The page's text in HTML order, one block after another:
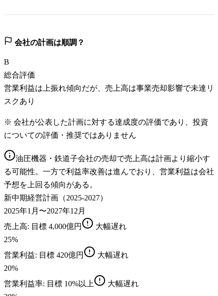
会社の計画は順調？
B
総合評価
営業利益は上振れ傾向だが、売上高は事業売却影響で未達リ
スクあり
※ 会社が公表した計画に対する達成度の評価であり、投資
についての評価・推奨ではありません
油圧機器・鉄道子会社の売却で売上高は計画より縮小す
る可能性。一方で利益率改善は進んでおり、営業利益は会社
予想を上回る傾向がある。
新中期経営計画（2025-2027）
2025年1月〜2027年12月
売上高: 目標 4,000億円
大幅遅れ
25%
営業利益: 目標 420億円
大幅遅れ
20%
営業利益率: 目標 10%以上
大幅遅れ